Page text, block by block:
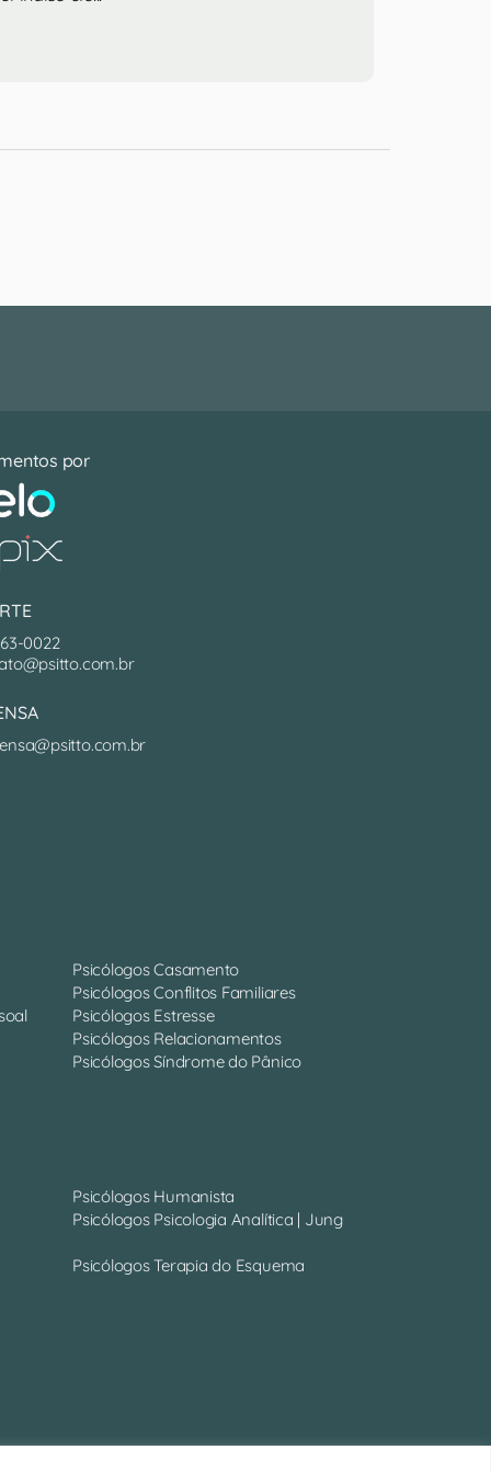
por
0022
Psicólogos Casamento
Psicólogos Conflitos Familiares
Psicólogos Estresse
Psicólogos Relacionamentos
Psicólogos Síndrome do Pânico
Psicólogos Humanista
Psicólogos Psicologia Analítica | Jung
Psicólogos Terapia do Esquema